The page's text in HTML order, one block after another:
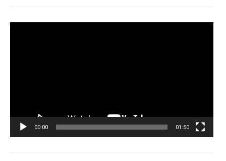
00:00 01:50